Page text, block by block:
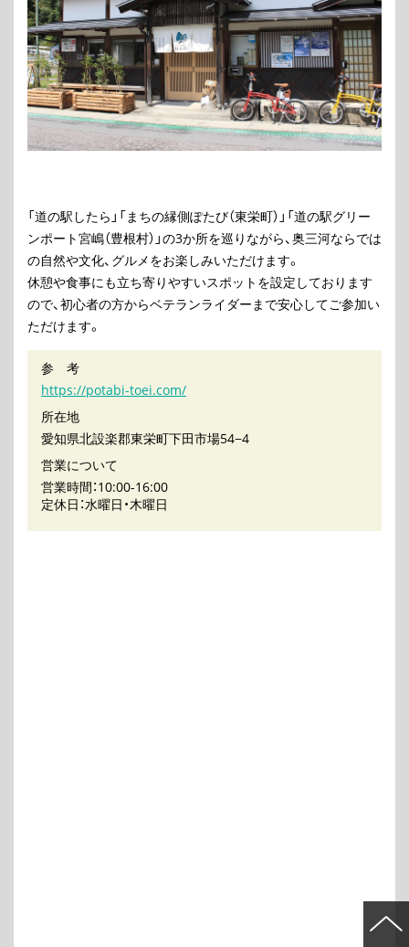
「道の駅したら」「まちの縁側ぽたび（東栄町）」「道の駅グリー
ンポート宮嶋（豊根村）」の3か所を巡りながら、奥三河ならでは
の自然や文化、グルメをお楽しみいただけます。
休憩や食事にも立ち寄りやすいスポットを設定しております
ので、初心者の方からベテランライダーまで安心してご参加い
ただけます。
参 考
https://potabi-toei.com/
所在地
愛知県北設楽郡東栄町下田市場54−4
営業について
営業時間：10:00-16:00
定休日：水曜日・木曜日